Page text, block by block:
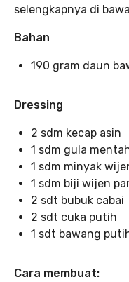
selengkapnya di
Bahan
190 gram daun
Dressing
2 sdm kecap asin
1 sdm gula
1 sdm minyak
1 sdm biji wijen
2 sdt bubuk cabai
2 sdt cuka putih
1 sdt bawang
Cara membuat: